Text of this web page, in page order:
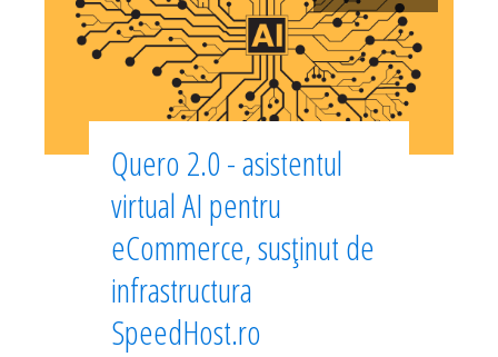
Quero 2.0 - asistentul
virtual AI pentru
eCommerce, susținut de
infrastructura
SpeedHost.ro